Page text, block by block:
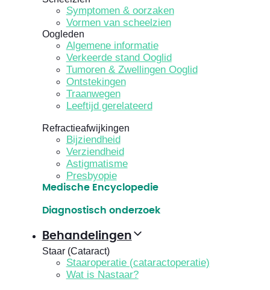
Symptomen & oorzaken
Vormen van scheelzien
Oogleden
Algemene informatie
Verkeerde stand Ooglid
Tumoren & Zwellingen Ooglid
Ontstekingen
Traanwegen
Leeftijd gerelateerd
Refractieafwijkingen
Bijziendheid
Verziendheid
Astigmatisme
Presbyopie
Medische Encyclopedie
Diagnostisch onderzoek
Behandelingen
Staar (Cataract)
Staaroperatie (cataractoperatie)
Wat is Nastaar?